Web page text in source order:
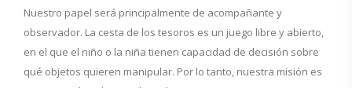
Nuestro papel será principalmente de acompañante y
observador. La cesta de los tesoros es un juego libre y abierto,
en el que el niño o la niña tienen capacidad de decisión sobre
qué objetos quieren manipular. Por lo tanto, nuestra misión es